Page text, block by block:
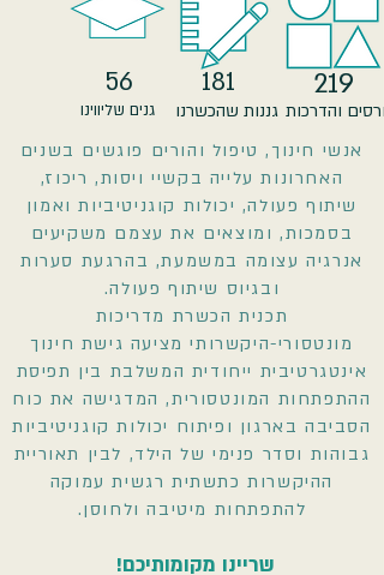
גנים שליווינו
56
והדרכות גננות שהכשרנו
219
181
אנשי חינוך, טיפול והורים פוגשים בשנים
האחרונות עלייה בקשיי ויסות, ריכוז,
שיתוף פעולה, יכולות קוגניטיביות ואמון
בסמכות, ומוצאים את עצמם משקיעים
אנרגיה עצומה במשמעת, בהרגעת סערות
ובגיוס שיתוף פעולה.
תכנית הכשרת מדריכות
מונטסורי-היקשרותי מציעה גישת חינוך
אינטגרטיבית ייחודית המשלבת בין תפיסת
ההתפתחות המונטסורית, המדגישה את כוח
הסביבה בארגון ופיתוח יכולות קוגניטיביות
גבוהות וסדר פנימי של הילד, לבין תאוריית
ההיקשרות כתשתית רגשית עמוקה
להתפתחות מיטיבה ולחוסן.
שריינו מקומותיכם!